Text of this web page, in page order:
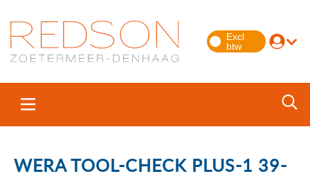
WERA TOOL-CHECK PLUS-1 39-